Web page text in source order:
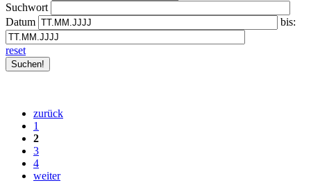
Suchwort
Datum
bis:
reset
zurück
1
2
3
4
weiter